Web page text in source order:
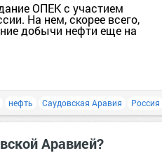
ОПЕК с участием
На нем, скорее всего,
добычи нефти еще на
нефть Саудовская Аравия Россия
Аравией?